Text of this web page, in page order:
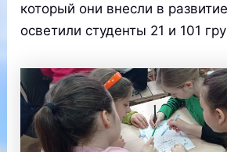
который они внесли в
осветили студенты 21 и 101